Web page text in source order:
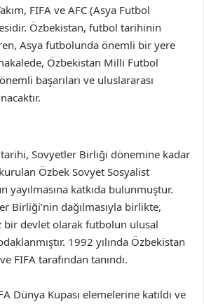
FIFA ve AFC (Asya Futbol
Özbekistan, futbol tarihinin
Asya futbolunda önemli bir yere
Özbekistan Milli Futbol
başarıları ve uluslararası
tarihi, Sovyetler Birliği dönemine kadar
Özbek Sovyet Sosyalist
yayılmasına katkıda bulunmuştur.
Birliği’nin dağılmasıyla birlikte,
bir devlet olarak futbolun ulusal
1992 yılında Özbekistan
FIFA tarafından tanındı.
Dünya Kupası elemelerine katıldı ve